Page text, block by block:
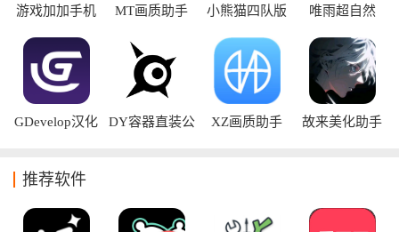
游戏加加手机
MT画质助手
小熊猫四队版
唯雨超自然
GDevelop汉化
DY容器直装公
XZ画质助手
故来美化助手
推荐软件